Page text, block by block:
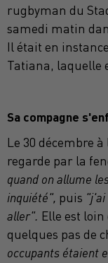
rugbyman du
samedi matin
Il était en
Tatiana, laquelle
Sa compagne
Le 30 décembre
regarde par la
quand on allume
inquiété", puis "j'ai
aller". Elle est
quelques pas de
occupants étaient